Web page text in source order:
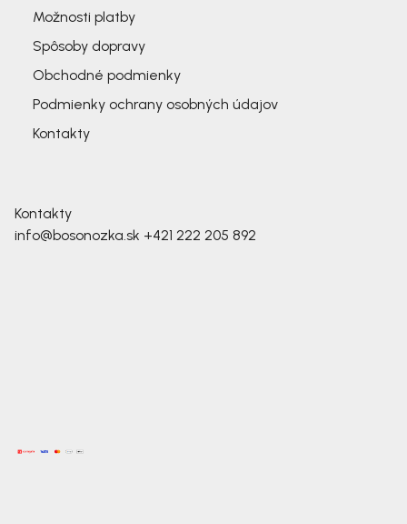
Možnosti platby
Spôsoby dopravy
Obchodné podmienky
Podmienky ochrany osobných údajov
Kontakty
Kontakty
info@bosonozka.sk +421 222 205 892